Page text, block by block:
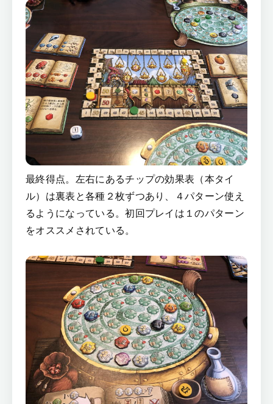
最終得点。左右にあるチップの効果表（本タイ
ル）は裏表と各種２枚ずつあり、４パターン使え
るようになっている。初回プレイは１のパターン
をオススメされている。